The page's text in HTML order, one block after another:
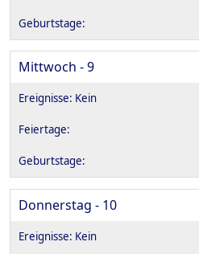
Mittwoch - 9
Donnerstag - 10